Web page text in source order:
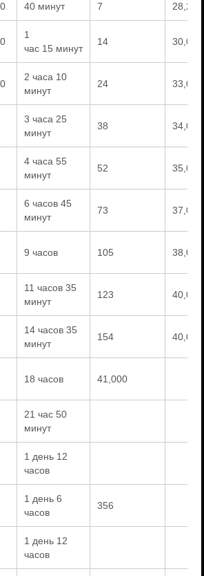
40 минут 7 28,200
1
час 15 минут
14 30,000
2 часа 10
минут
24 33,000
3 часа 25
минут
38 34,000
4 часа 55
минут
52 35,000
6 часов 45
минут
73 37,000
9 часов 105 38,000
11 часов 35
минут
123 40,000
14 часов 35
минут
154 40,000
18 часов 41,000
21 час 50
минут
1 день 12
часов
1 день 6
часов
356
1 день 12
часов